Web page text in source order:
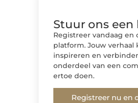
Stuur ons een
Registreer vandaag en
platform. Jouw verhaal
inspireren en
onderdeel van een
ertoe doen.
Registreer nu en